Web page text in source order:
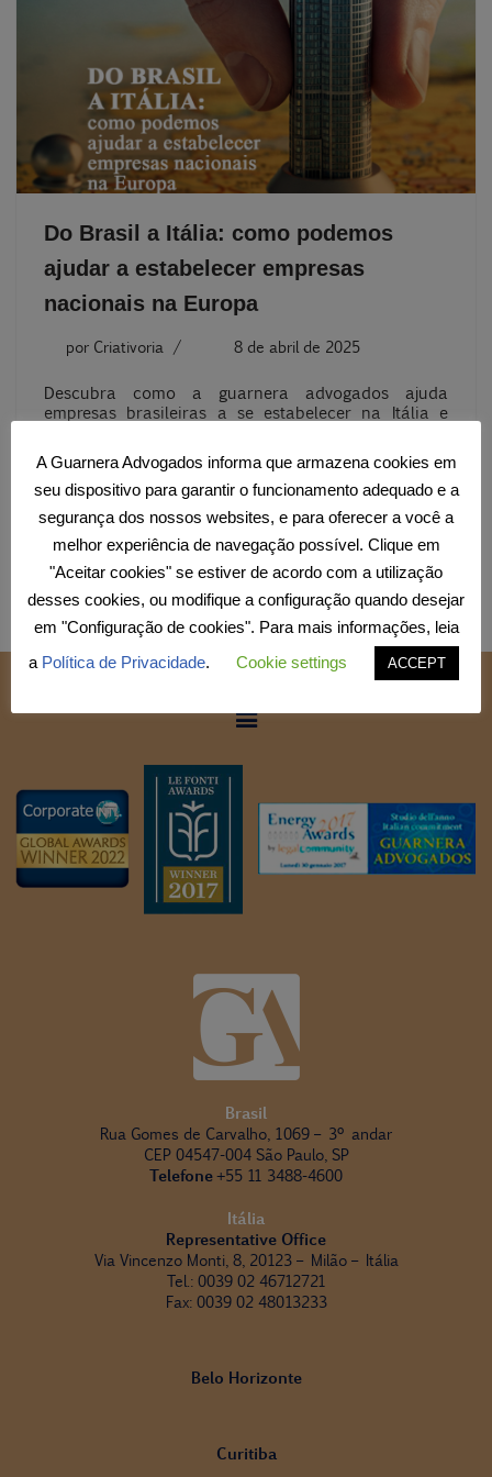
Do Brasil a Itália: como podemos
ajudar a estabelecer empresas
nacionais na Europa
por Criativoria 8 de abril de 2025
Descubra como a guarnera advogados ajuda
empresas brasileiras a se estabelecer na Itália e
para internacionalização com segurança e
conformidade.
Brasil
Rua Gomes de Carvalho, 1069 – 3º andar
CEP 04547-004 São Paulo, SP
Telefone+55 11 3488-4600
Itália
Representative Office
Via Vincenzo Monti, 8, 20123 – Milão – Itália
Tel.: 0039 02 46712721
Fax: 0039 02 48013233
Belo Horizonte
Curitiba
A Guarnera Advogados informa que armazena cookies em
seu dispositivo para garantir o funcionamento adequado e a
segurança dos nossos websites, e para oferecer a você a
melhor experiência de navegação possível. Clique em
"Aceitar cookies" se estiver de acordo com a utilização
desses cookies, ou modifique a configuração quando desejar
em "Configuração de cookies". Para mais informações, leia
a Política de Privacidade. Cookie settings ACCEPT